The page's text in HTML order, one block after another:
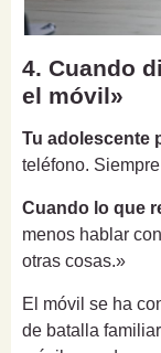
4. Cuando
el móvil»
Tu adolescente
teléfono.
Cuando lo que
menos hablar
otras cosas.»
El móvil se ha
de batalla